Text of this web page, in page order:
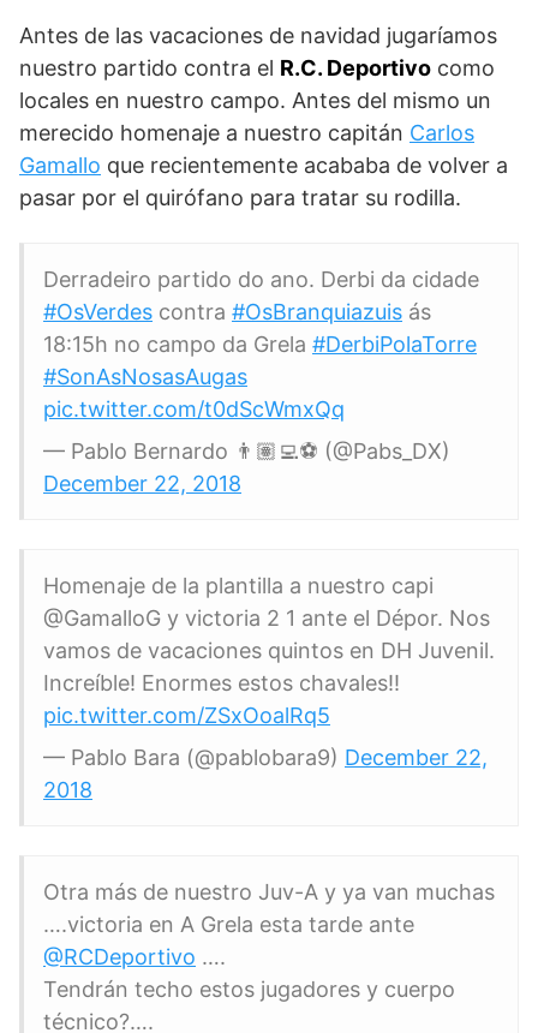
Antes de las vacaciones de navidad jugaríamos
nuestro partido contra el R.C. Deportivo como
locales en nuestro campo. Antes del mismo un
merecido homenaje a nuestro capitán Carlos
Gamallo que recientemente acababa de volver a
pasar por el quirófano para tratar su rodilla.
Derradeiro partido do ano. Derbi da cidade
#OsVerdes contra #OsBranquiazuis ás
18:15h no campo da Grela #DerbiPolaTorre
#SonAsNosasAugas
pic.twitter.com/t0dScWmxQq
— Pablo Bernardo 👨🏽‍💻⚽️ (@Pabs_DX)
December 22, 2018
Homenaje de la plantilla a nuestro capi
@GamalloG y victoria 2 1 ante el Dépor. Nos
vamos de vacaciones quintos en DH Juvenil.
Increíble! Enormes estos chavales!!
pic.twitter.com/ZSxOoalRq5
— Pablo Bara (@pablobara9) December 22,
2018
Otra más de nuestro Juv-A y ya van muchas
….victoria en A Grela esta tarde ante
@RCDeportivo ….
Tendrán techo estos jugadores y cuerpo
técnico?….